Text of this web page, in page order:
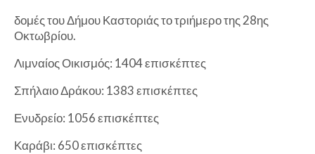
δομές του Δήμου Καστοριάς το τριήμερο της 28ης
Οκτωβρίου.
Λιμναίος Οικισμός: 1404 επισκέπτες
Σπήλαιο Δράκου: 1383 επισκέπτες
Ενυδρείο: 1056 επισκέπτες
Καράβι: 650 επισκέπτες